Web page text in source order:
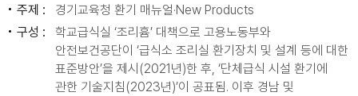
주제 :
경기교육청 환기 매뉴얼·New Products
구성 :
학교급식실 ‘조리흄’ 대책으로 고용노동부와
안전보건공단이 ‘급식소 조리실 환기장치 및 설계 등에 대한
표준방안’을 제시(2021년)한 후, ‘단체급식 시설 환기에
관한 기술지침(2023년)’이 공표됨. 이후 경남 및